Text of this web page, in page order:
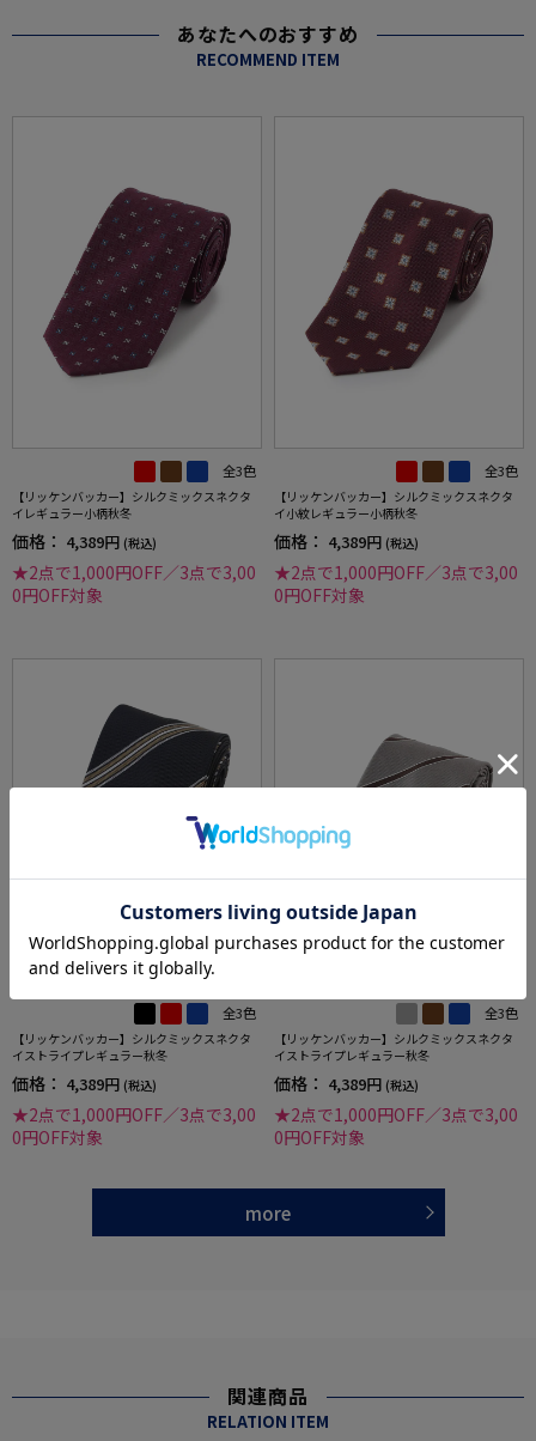
あなたへのおすすめ
RECOMMEND ITEM
全3色
【リッケンバッカー】シルクミックスネクタ
イレギュラー小柄秋冬
価格： 4,389円 (税込)
★2点で1,000円OFF／3点で3,00
0円OFF対象
全3色
【リッケンバッカー】シルクミックスネクタ
イ小紋レギュラー小柄秋冬
価格： 4,389円 (税込)
★2点で1,000円OFF／3点で3,00
0円OFF対象
全3色
【リッケンバッカー】シルクミックスネクタ
イストライプレギュラー秋冬
価格： 4,389円 (税込)
★2点で1,000円OFF／3点で3,00
0円OFF対象
全3色
【リッケンバッカー】シルクミックスネクタ
イストライプレギュラー秋冬
価格： 4,389円 (税込)
★2点で1,000円OFF／3点で3,00
0円OFF対象
more
関連商品
RELATION ITEM